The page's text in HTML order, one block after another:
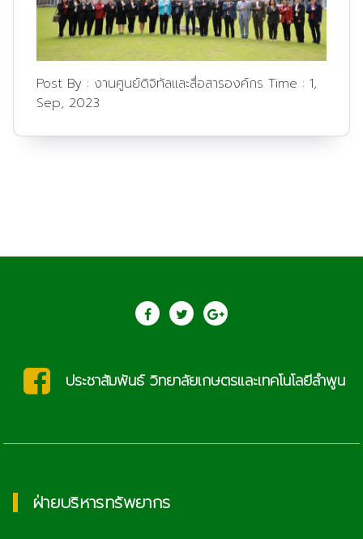
Post By : งานศูนย์ดิจิทัลและสื่อสารองค์กร Time : 1,
Sep, 2023
ประชาสัมพันธ์ วิทยาลัยเกษตรและเทคโนโลยีลำพูน
ฝ่ายบริหารทรัพยากร